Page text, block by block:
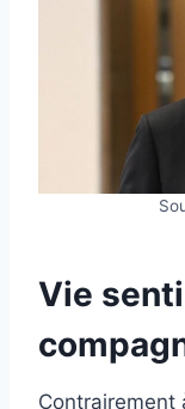
Vie
Contrairement